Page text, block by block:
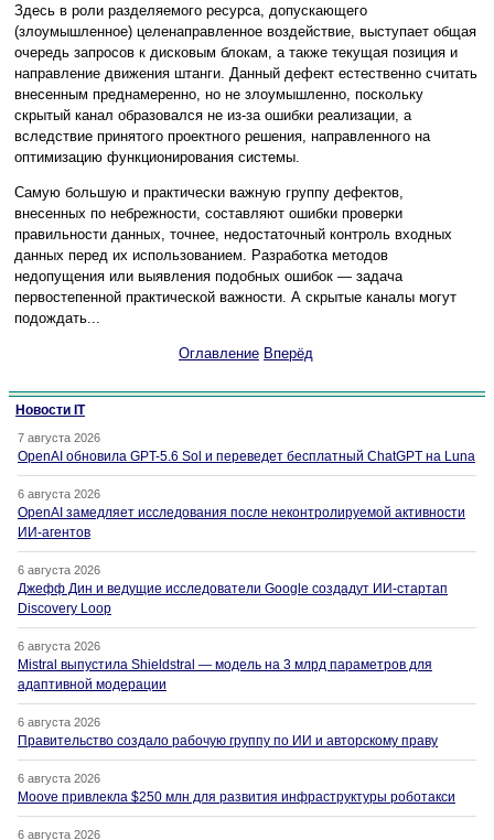
Здесь в роли разделяемого ресурса, допускающего
(злоумышленное) целенаправленное воздействие, выступает общая
очередь запросов к дисковым блокам, а также текущая позиция и
направление движения штанги. Данный дефект естественно считать
внесенным преднамеренно, но не злоумышленно, поскольку
скрытый канал образовался не из-за ошибки реализации, а
вследствие принятого проектного решения, направленного на
оптимизацию функционирования системы.
Самую большую и практически важную группу дефектов,
внесенных по небрежности, составляют ошибки проверки
правильности данных, точнее, недостаточный контроль входных
данных перед их использованием. Разработка методов
недопущения или выявления подобных ошибок — задача
первостепенной практической важности. А скрытые каналы могут
подождать...
Оглавление Вперёд
Новости IT
7 августа 2026
OpenAI обновила GPT-5.6 Sol и переведет бесплатный ChatGPT на Luna
6 августа 2026
OpenAI замедляет исследования после неконтролируемой активности
ИИ-агентов
6 августа 2026
Джефф Дин и ведущие исследователи Google создадут ИИ-стартап
Discovery Loop
6 августа 2026
Mistral выпустила Shieldstral — модель на 3 млрд параметров для
адаптивной модерации
6 августа 2026
Правительство создало рабочую группу по ИИ и авторскому праву
6 августа 2026
Moove привлекла $250 млн для развития инфраструктуры роботакси
6 августа 2026